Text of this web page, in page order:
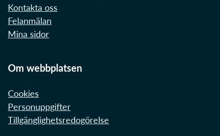
Kontakta oss
Felanmälan
Mina sidor
Om webbplatsen
Cookies
Personuppgifter
Tillgänglighetsredogörelse